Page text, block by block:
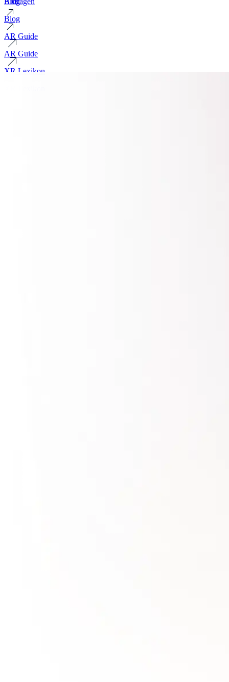
Blog
AR Guide
AR Guide
XR Lexikon